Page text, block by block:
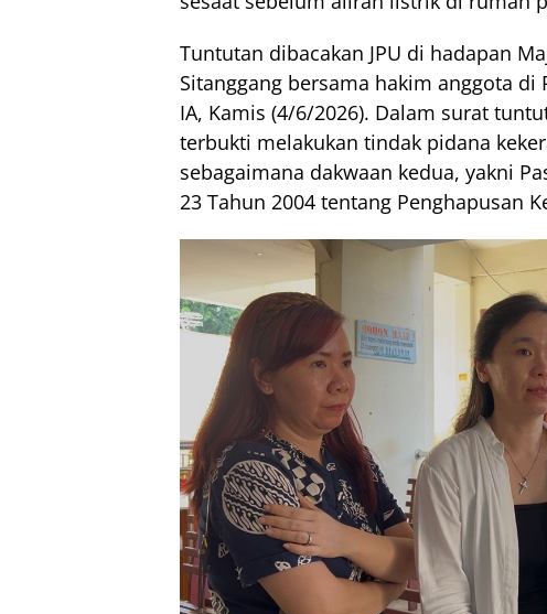
Tuntutan dibacakan JPU di hadapan
Sitanggang bersama hakim anggota di
IA, Kamis (4/6/2026). Dalam surat
terbukti melakukan tindak pidana
sebagaimana dakwaan kedua, yakni
23 Tahun 2004 tentang Penghapusan